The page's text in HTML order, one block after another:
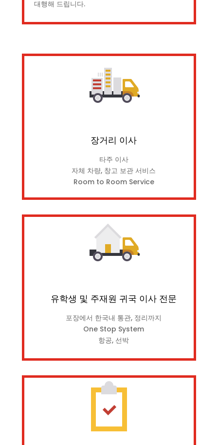
대행해 드립니다.
장거리 이사
타주 이사
자체 차량, 창고 보관 서비스
Room to Room Service
유학생 및 주재원 귀국 이사 전문
포장에서 한국내 통관, 정리까지
One Stop System
항공, 선박